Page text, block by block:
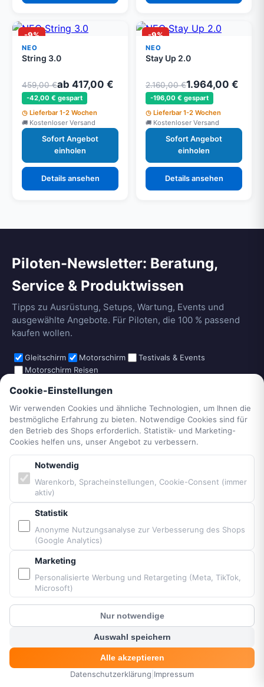
MENÜ SUCHE KORB
-9%
NEO
String 3.0
459,00 €ab 417,00 €
-42,00 € gespart
Lieferbar 1-2 Wochen
Kostenloser Versand
Sofort Angebot
einholen
Details ansehen
-9%
NEO
Stay Up 2.0
2.160,00 €1.964,00 €
-196,00 € gespart
Lieferbar 1-2 Wochen
Kostenloser Versand
Sofort Angebot
einholen
Details ansehen
Piloten-Newsletter: Beratung,
Service & Produktwissen
Tipps zu Ausrüstung, Setups, Wartung, Events und
ausgewählte Angebote. Für Piloten, die 100 % passend
kaufen wollen.
Gleitschirm Motorschirm
Testivals & Events
Motorschirm Reisen
Anmelden
Ich stimme dem Newsletter-Erhalt gemäß derDatenschutzerklärung
und denAGB zu. Abmeldung jederzeit möglich.
ÜBER UNS
PARAMANIACSHOP
Gleitschirm und Motorschirm Shop
Stephan Walkowiak
Grünwalder Str. 155
München
Deutschland
USt-IdNr.: DE216471157
? Kunden Chat
Cookie-Einstellungen
Wir verwenden Cookies und ähnliche Technologien, um Ihnen die
bestmögliche Erfahrung zu bieten. Notwendige Cookies sind für
den Betrieb des Shops erforderlich. Statistik- und Marketing-
Cookies helfen uns, unser Angebot zu verbessern.
Notwendig
Warenkorb, Spracheinstellungen, Cookie-Consent (immer
aktiv)
Statistik
Anonyme Nutzungsanalyse zur Verbesserung des Shops
(Google Analytics)
Marketing
Personalisierte Werbung und Retargeting (Meta, TikTok,
Microsoft)
Nur notwendige
Auswahl speichern
Alle akzeptieren
Datenschutzerklärung Impressum